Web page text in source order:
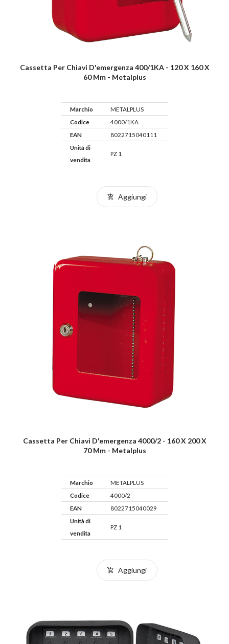
Cassetta Per Chiavi D'emergenza 400/1KA - 120 X 160 X
60 Mm - Metalplus
Marchio
METALPLUS
Codice
4000/1KA
EAN
8022715040111
Unità di
vendita
PZ 1
Aggiungi
Cassetta Per Chiavi D'emergenza 4000/2 - 160 X 200 X
70 Mm - Metalplus
Marchio
METALPLUS
Codice
4000/2
EAN
8022715040029
Unità di
vendita
PZ 1
Aggiungi